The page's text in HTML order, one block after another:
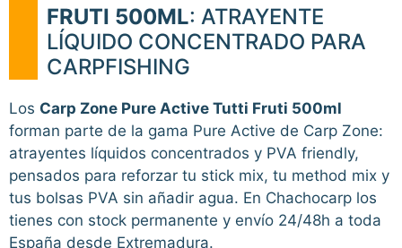
FRUTI 500ML: ATRAYENTE
LÍQUIDO CONCENTRADO PARA
CARPFISHING
Los Carp Zone Pure Active Tutti Fruti 500ml
forman parte de la gama Pure Active de Carp Zone:
atrayentes líquidos concentrados y PVA friendly,
pensados para reforzar tu stick mix, tu method mix y
tus bolsas PVA sin añadir agua. En Chachocarp los
tienes con stock permanente y envío 24/48h a toda
España desde Extremadura.